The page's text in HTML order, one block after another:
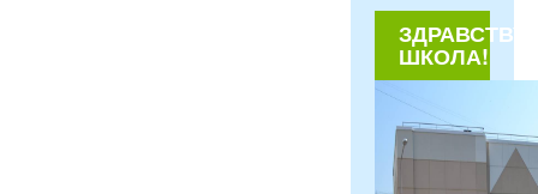
ШКОЛА!